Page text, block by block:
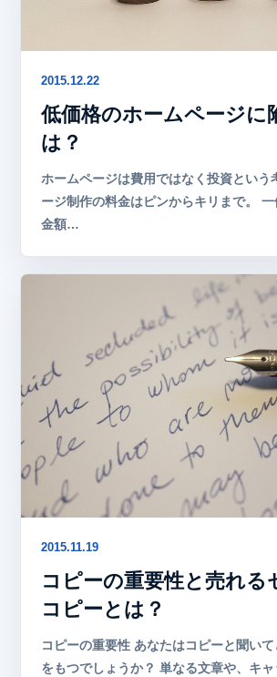
2015.12.22
低価格のホームページに
は？
ホームページは費用ではなく投資という
ージ制作の料金はピンからキリまで。
金額…
2015.11.19
コピーの重要性と売れる
コピーとは？
コピーの重要性 あなたはコピーと聞い
をもつでしょうか？ 単なる文章や、キ